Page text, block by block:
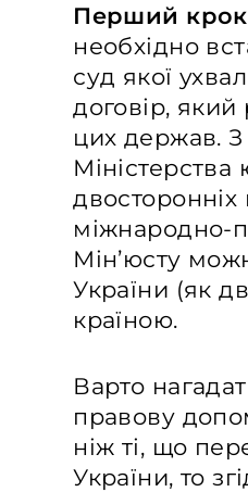
Перший
необхідно
суд якої
договір,
цих держав. З
Міністерства
міжнародно-
Мін’юсту
України (як
країною.
Варто
правову
ніж ті, що
України, то